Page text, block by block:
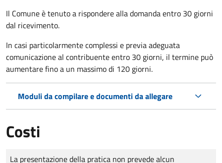
Il Comune è tenuto a rispondere alla domanda entro 30 giorni
dal ricevimento.
In casi particolarmente complessi e previa adeguata
comunicazione al contribuente entro 30 giorni, il termine può
aumentare fino a un massimo di 120 giorni.
Moduli da compilare e documenti da allegare
Costi
Tipo di pagamento
Importo
La presentazione della pratica non prevede alcun